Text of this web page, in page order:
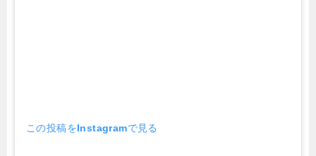
この投稿をInstagramで見る